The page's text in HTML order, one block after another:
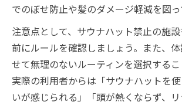
でのぼせ防止や髪のダメージ軽減を図っ
注意点として、サウナハット禁止の施
前にルールを確認しましょう。また、
せて無理のないルーティンを選択するこ
実際の利用者からは「サウナハットを
いが感じられる」「頭が熱くならず、